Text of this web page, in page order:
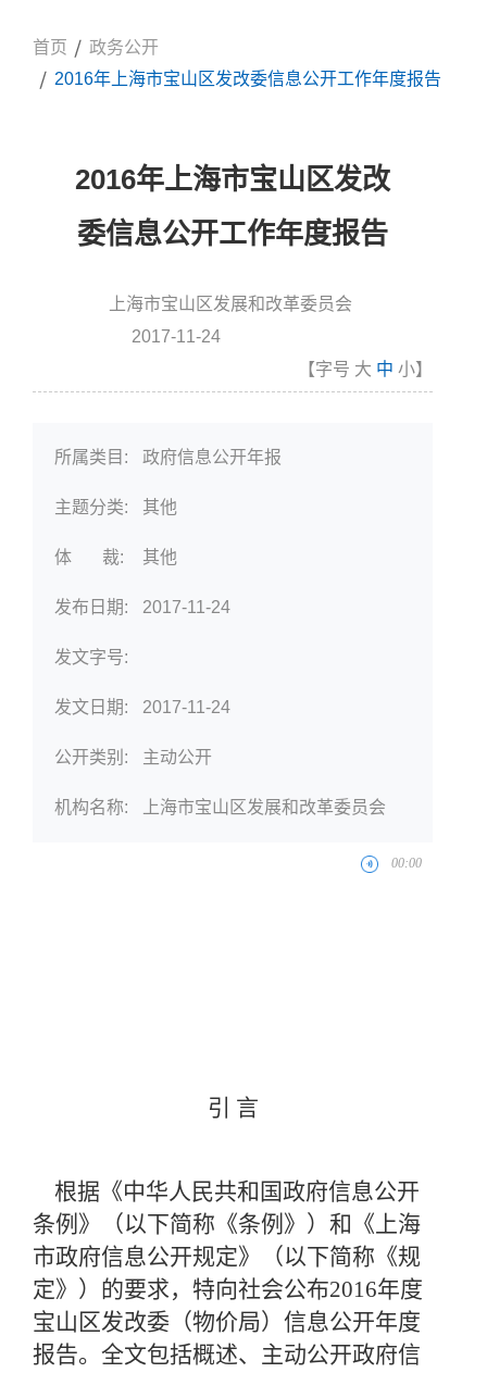
首页
政务公开
2016年上海市宝山区发改委信息公开工作年度报告
2016年上海市宝山区发改
委信息公开工作年度报告
上海市宝山区发展和改革委员会
2017-11-24
【字号 大 中 小】
所属类目: 政府信息公开年报
主题分类: 其他
体 裁: 其他
发布日期: 2017-11-24
发文字号:
发文日期: 2017-11-24
公开类别: 主动公开
机构名称: 上海市宝山区发展和改革委员会
引 言
根据《中华人民共和国政府信息公开
条例》（以下简称《条例》）和《上海
市政府信息公开规定》（以下简称《规
定》）的要求，特向社会公布2016年度
宝山区发改委（物价局）信息公开年度
报告。全文包括概述、主动公开政府信